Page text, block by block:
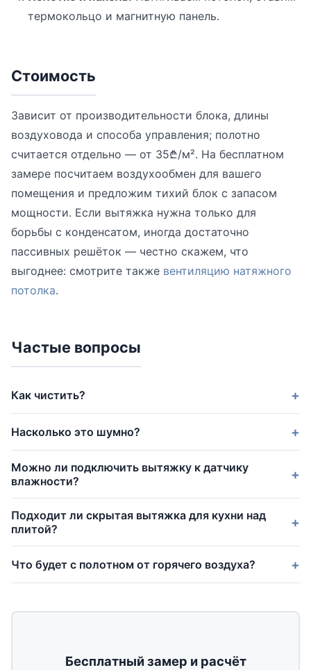
термокольцо и магнитную панель.
Стоимость
Зависит от производительности блока, длины
воздуховода и способа управления; полотно
считается отдельно — от 35₾/м². На бесплатном
замере посчитаем воздухообмен для вашего
помещения и предложим тихий блок с запасом
мощности. Если вытяжка нужна только для
борьбы с конденсатом, иногда достаточно
пассивных решёток — честно скажем, что
выгоднее: смотрите также вентиляцию натяжного
потолка.
Частые вопросы
Как чистить?
Насколько это шумно?
Можно ли подключить вытяжку к датчику
влажности?
Подходит ли скрытая вытяжка для кухни над
плитой?
Что будет с полотном от горячего воздуха?
Бесплатный замер и расчёт